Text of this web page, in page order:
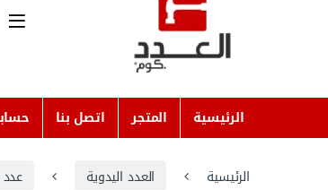
الرئيسية المتجر اتصل بنا
الرئيسية العدد اليدوية